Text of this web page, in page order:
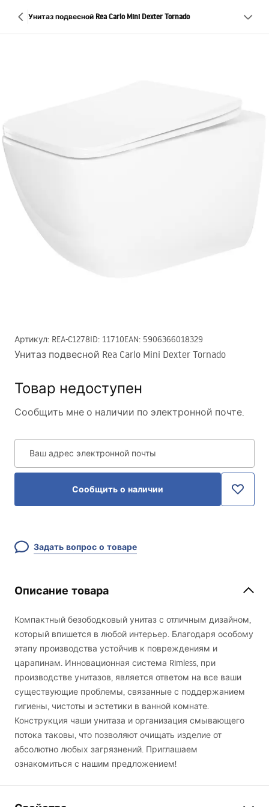
Унитаз подвесной Rea Carlo Mini Dexter Tornado
Артикул: REA-C1278ID: 11710EAN: 5906366018329
Унитаз подвесной Rea Carlo Mini Dexter Tornado
Товар недоступен
Сообщить мне о наличии по электронной почте.
Ваш адрес электронной почты
Сообщить о наличии
Задать вопрос о товаре
Описание товара
Компактный безободковый унитаз с отличным дизайном,
который впишется в любой интерьер. Благодаря особому
этапу производства устойчив к повреждениям и
царапинам. Инновационная система Rimless, при
производстве унитазов, является ответом на все ваши
существующие проблемы, связанные с поддержанием
гигиены, чистоты и эстетики в ванной комнате.
Конструкция чаши унитаза и организация смывающего
потока таковы, что позволяют очищать изделие от
абсолютно любых загрязнений. Приглашаем
ознакомиться с нашим предложением!